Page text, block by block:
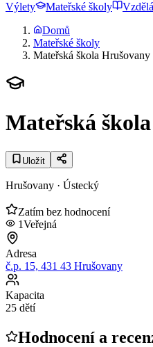
Výlety
Mateřské školy
Domů
Mateřské školy
Mateřská škola Hrušovany
Mateřská
Uložit
Hrušovany · Ústecký
Zatím bez hodnocení
1Veřejná
Adresa
č.p. 15, 431 43 Hrušovany
Kapacita
25 dětí
Hodnocení a